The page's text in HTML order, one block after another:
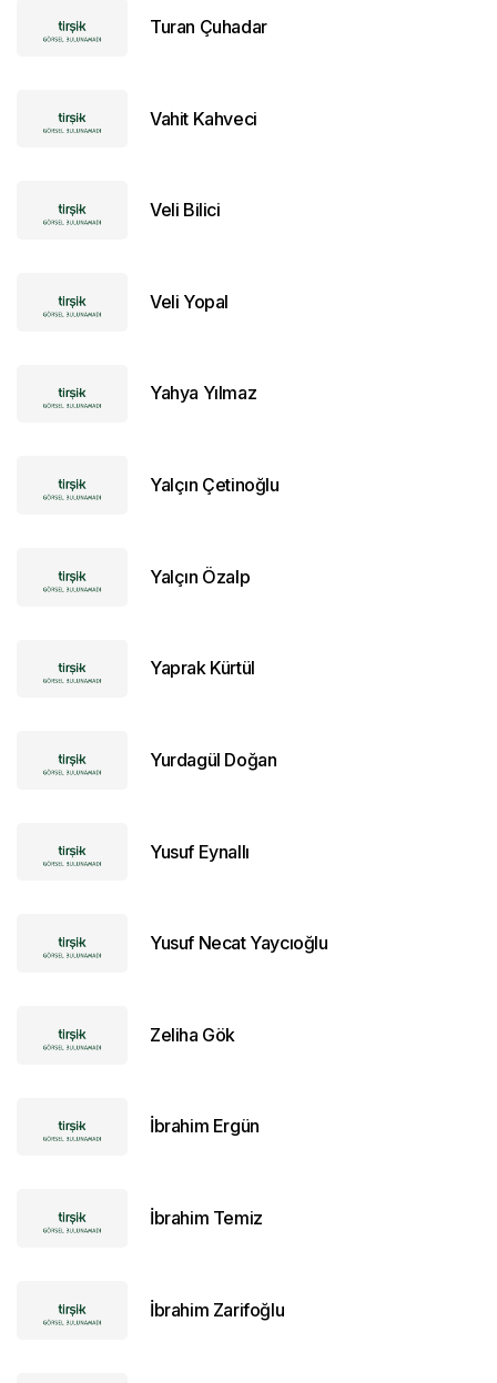
Turan Çuhadar
Vahit Kahveci
Veli Bilici
Veli Yopal
Yahya Yılmaz
Yalçın Çetinoğlu
Yalçın Özalp
Yaprak Kürtül
Yurdagül Doğan
Yusuf Eynallı
Yusuf Necat Yaycıoğlu
Zeliha Gök
İbrahim Ergün
İbrahim Temiz
İbrahim Zarifoğlu